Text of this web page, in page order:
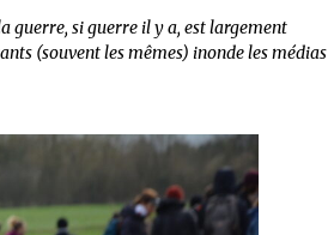
guerre, si guerre il y a, est largement
(souvent les mêmes) inonde les médias